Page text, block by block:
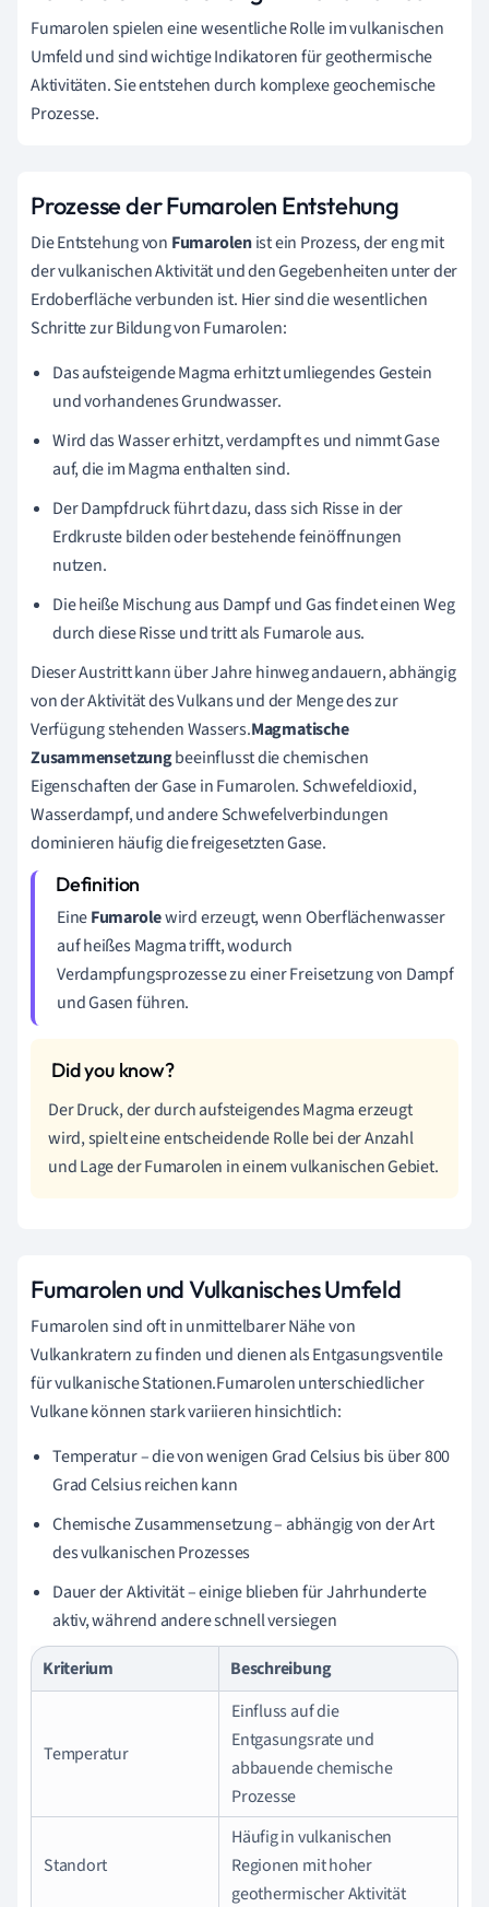
Fumarolen spielen eine wesentliche Rolle im vulkanischen
Umfeld und sind wichtige Indikatoren für geothermische
Aktivitäten. Sie entstehen durch komplexe geochemische
Prozesse.
Prozesse der Fumarolen Entstehung
Die Entstehung von Fumarolenist ein Prozess, der eng mit
der vulkanischen Aktivität und den Gegebenheiten unter der
Erdoberfläche verbunden ist. Hier sind die wesentlichen
Schritte zur Bildung von Fumarolen:
Das aufsteigende Magma erhitzt umliegendes Gestein
und vorhandenes Grundwasser.
Wird das Wasser erhitzt, verdampft es und nimmt Gase
auf, die im Magma enthalten sind.
Der Dampfdruck führt dazu, dass sich Risse in der
Erdkruste bilden oder bestehende feinöffnungen
nutzen.
Die heiße Mischung aus Dampf und Gas findet einen Weg
durch diese Risse und tritt als Fumarole aus.
Dieser Austritt kann über Jahre hinweg andauern, abhängig
von der Aktivität des Vulkans und der Menge des zur
Verfügung stehenden Wassers.Magmatische
Zusammensetzungbeeinflusst die chemischen
Eigenschaften der Gase in Fumarolen. Schwefeldioxid,
Wasserdampf, und andere Schwefelverbindungen
dominieren häufig die freigesetzten Gase.
EineFumarolewird erzeugt, wenn Oberflächenwasser
auf heißes Magma trifft, wodurch
Verdampfungsprozesse zu einer Freisetzung von Dampf
und Gasen führen.
Der Druck, der durch aufsteigendes Magma erzeugt
wird, spielt eine entscheidende Rolle bei der Anzahl
und Lage der Fumarolen in einem vulkanischen Gebiet.
Fumarolen und Vulkanisches Umfeld
Fumarolen sind oft in unmittelbarer Nähe von
Vulkankratern zu finden und dienen als Entgasungsventile
für vulkanische Stationen.Fumarolen unterschiedlicher
Vulkane können stark variieren hinsichtlich:
Temperatur – die von wenigen Grad Celsius bis über 800
Grad Celsius reichen kann
Chemische Zusammensetzung – abhängig von der Art
des vulkanischen Prozesses
Dauer der Aktivität – einige blieben für Jahrhunderte
aktiv, während andere schnell versiegen
Kriterium
Beschreibung
Temperatur
Einfluss auf die
Entgasungsrate und
abbauende chemische
Prozesse
Standort
Häufig in vulkanischen
Regionen mit hoher
geothermischer Aktivität